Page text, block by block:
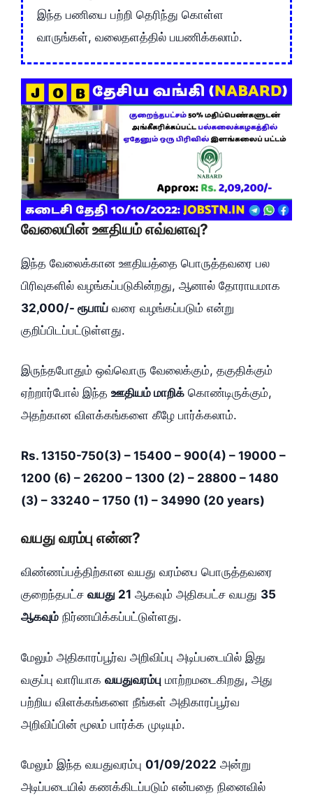
இந்த பணியை பற்றி தெரிந்து கொள்ள
வாருங்கள், வலைதளத்தில் பயணிக்கலாம்.
வேலையின் ஊதியம் எவ்வளவு?
இந்த வேலைக்கான ஊதியத்தை பொருத்தவரை பல
பிரிவுகளில் வழங்கப்படுகின்றது, ஆனால் தோராயமாக
32,000/- ரூபாய் வரை வழங்கப்படும் என்று
குறிப்பிடப்பட்டுள்ளது.
இருந்தபோதும் ஒவ்வொரு வேலைக்கும், தகுதிக்கும்
ஏற்றார்போல் இந்த ஊதியம் மாறிக் கொண்டிருக்கும்,
அதற்கான விளக்கங்களை கீழே பார்க்கலாம்.
Rs. 13150-750(3) – 15400 – 900(4) – 19000 –
1200 (6) – 26200 – 1300 (2) – 28800 – 1480
(3) – 33240 – 1750 (1) – 34990 (20 years)
வயது வரம்பு என்ன?
விண்ணப்பத்திற்கான வயது வரம்பை பொருத்தவரை
குறைந்தபட்ச வயது 21 ஆகவும் அதிகபட்ச வயது 35
ஆகவும் நிர்ணயிக்கப்பட்டுள்ளது.
மேலும் அதிகாரப்பூர்வ அறிவிப்பு அடிப்படையில் இது
வகுப்பு வாரியாக வயதுவரம்பு மாற்றமடைகிறது, அது
பற்றிய விளக்கங்களை நீங்கள் அதிகாரப்பூர்வ
அறிவிப்பின் மூலம் பார்க்க முடியும்.
மேலும் இந்த வயதுவரம்பு 01/09/2022 அன்று
அடிப்படையில் கணக்கிடப்படும் என்பதை நினைவில்